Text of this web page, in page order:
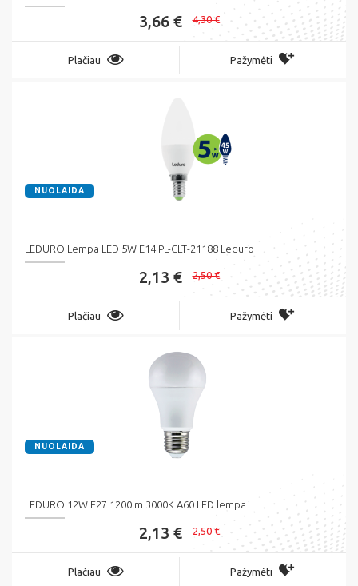
3,66 € 4,30 €
Plačiau Pažymėti
NUOLAIDA
LEDURO Lempa LED 5W E14 PL-CLT-21188 Leduro
2,13 € 2,50 €
Plačiau Pažymėti
NUOLAIDA
LEDURO 12W E27 1200lm 3000K A60 LED lempa
2,13 € 2,50 €
Plačiau Pažymėti